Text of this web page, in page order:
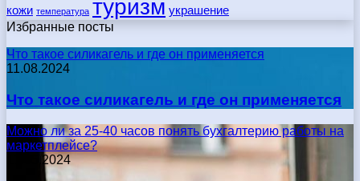
кожи температура туризм украшение
Избранные посты
Что такое силикагель и где он применяется
11.08.2024
Что такое силикагель и где он применяется
Можно ли за 25-40 часов понять бухгалтерию работы на
маркетплейсе?
17.05.2024